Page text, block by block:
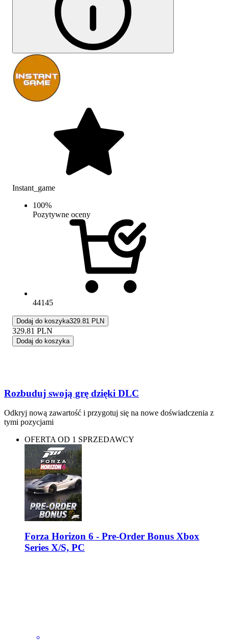
Instant_game
100%
Pozytywne oceny
44145
Dodaj do koszyka329.81 PLN
329.81 PLN
Dodaj do koszyka
Rozbuduj swoją grę dzięki DLC
Odkryj nową zawartość i przygotuj się na nowe doświadczenia z
tymi pozycjami
OFERTA OD 1 SPRZEDAWCY
Forza Horizon 6 - Pre-Order Bonus Xbox
Series X/S, PC